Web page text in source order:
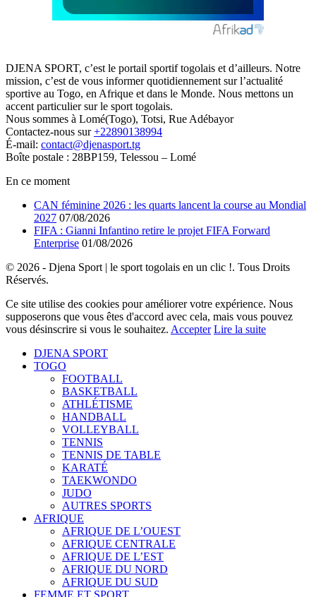
DJENA SPORT, c’est le portail sportif togolais et d’ailleurs. Notre
mission, c’est de vous informer quotidiennement sur l’actualité
sportive au Togo, en Afrique et dans le Monde. Nous mettons un
accent particulier sur le sport togolais.
Nous sommes à Lomé(Togo), Totsi, Rue Adébayor
Contactez-nous sur+22890138994
É-mail: contact@djenasport.tg
Boîte postale : 28BP159, Telessou – Lomé
En ce moment
CAN féminine 2026 : les quarts lancent la course au Mondial
2027 07/08/2026
FIFA : Gianni Infantino retire le projet FIFA Forward
Enterprise 01/08/2026
© 2026 - Djena Sport | le sport togolais en un clic !. Tous Droits
Réservés.
Ce site utilise des cookies pour améliorer votre expérience. Nous
supposerons que vous êtes d'accord avec cela, mais vous pouvez
vous désinscrire si vous le souhaitez. Accepter Lire la suite
DJENA SPORT
TOGO
FOOTBALL
BASKETBALL
ATHLÉTISME
HANDBALL
VOLLEYBALL
TENNIS
TENNIS DE TABLE
KARATÉ
TAEKWONDO
JUDO
AUTRES SPORTS
AFRIQUE
AFRIQUE DE L’OUEST
AFRIQUE CENTRALE
AFRIQUE DE L’EST
AFRIQUE DU NORD
AFRIQUE DU SUD
FEMME ET SPORT